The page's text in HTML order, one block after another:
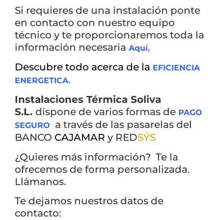
Si requieres de una instalación ponte
en contacto con nuestro equipo
técnico y te proporcionaremos toda la
información necesaria Aquí,
Descubre todo acerca de la EFICIENCIA
ENERGETICA.
Instalaciones Térmica Soliva
S.L. dispone de varios formas de PAGO
SEGURO
a través de las pasarelas del
BANCO CAJAMAR y REDSÝS
¿Quieres más información? Te la
ofrecemos de forma personalizada.
Llámanos.
Te dejamos nuestros datos de
contacto: